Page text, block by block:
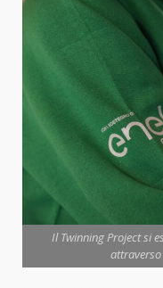
Il Twinning Project si